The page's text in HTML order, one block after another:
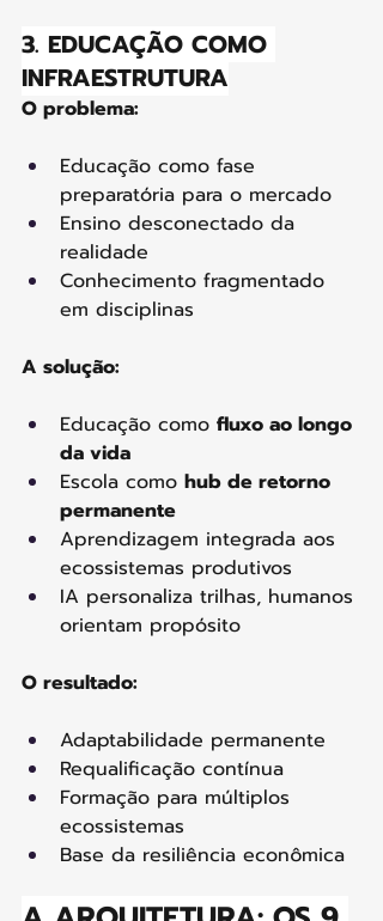
3. EDUCAÇÃO COMO
INFRAESTRUTURA
O problema:
Educação como fase
preparatória para o mercado
Ensino desconectado da
realidade
Conhecimento fragmentado
em disciplinas
A solução:
Educação como fluxo ao longo
da vida
Escola como hub de retorno
permanente
Aprendizagem integrada aos
ecossistemas produtivos
IA personaliza trilhas, humanos
orientam propósito
O resultado:
Adaptabilidade permanente
Requalificação contínua
Formação para múltiplos
ecossistemas
Base da resiliência econômica